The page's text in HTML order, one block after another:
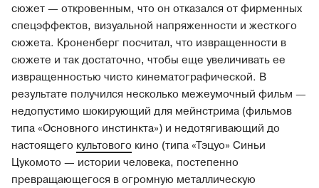
сюжет — откровенным, что он отказался от фирменных
спецэффектов, визуальной напряженности и жесткого
сюжета. Кроненберг посчитал, что извращенности в
сюжете и так достаточно, чтобы еще увеличивать ее
извращенностью чисто кинематографической. В
результате получился несколько межеумочный фильм —
недопустимо шокирующий для мейнстрима (фильмов
типа «Основного инстинкта») и недотягивающий до
настоящего культового кино (типа «Тэцуо» Синьи
Цукомото — истории человека, постепенно
превращающегося в огромную металлическую